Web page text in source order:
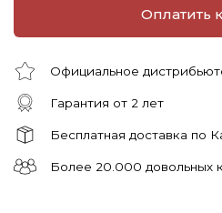
Оплатить
Официальное
Гарантия от 2 лет
Бесплатная доставка по
Более 20.000 довольных